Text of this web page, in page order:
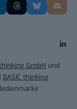
GmbH und
BASIC thinking